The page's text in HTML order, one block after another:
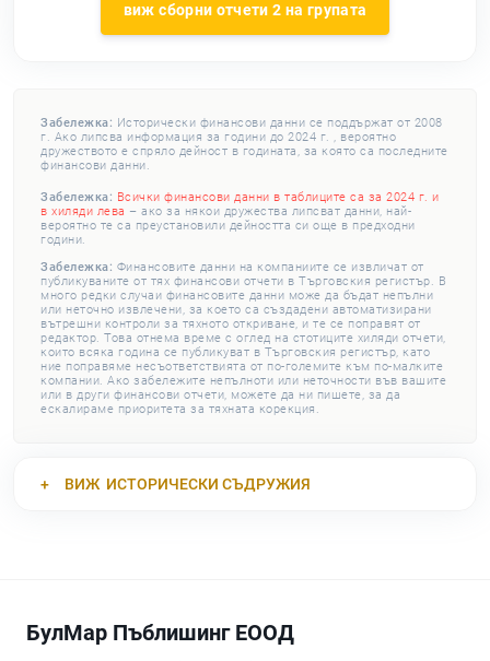
виж сборни отчети 2 на групата
Забележка: Исторически финансови данни се поддържат от 2008
г. Ако липсва информация за години до 2024 г. , вероятно
дружеството е спряло дейност в годината, за която са последните
финансови данни.
Забележка: Всички финансови данни в таблиците са за 2024 г. и
в хиляди лева – ако за някои дружества липсват данни, най-
вероятно те са преустановили дейността си още в предходни
години.
Забележка: Финансовите данни на компаниите се извличат от
публикуваните от тях финансови отчети в Търговския регистър. В
много редки случаи финансовите данни може да бъдат непълни
или неточно извлечени, за което са създадени автоматизирани
вътрешни контроли за тяхното откриване, и те се поправят от
редактор. Това отнема време с оглед на стотиците хиляди отчети,
които всяка година се публикуват в Търговския регистър, като
ние поправяме несъответствията от по-големите към по-малките
компании. Ако забележите непълноти или неточности във вашите
или в други финансови отчети, можете да ни пишете, за да
ескалираме приоритета за тяхната корекция.
ВИЖ ИСТОРИЧЕСКИ СЪДРУЖИЯ
БулМар Пъблишинг ЕООД